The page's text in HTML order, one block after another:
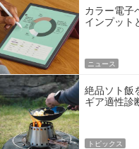
カラー電子
インプット
ニュース
絶品ソト飯
ギア適性診
トピックス